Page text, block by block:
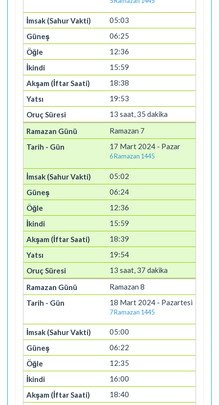
05:03
06:25
12:36
15:59
18:38
19:53
13 saat, 35 dakika
Ramazan 7
17 Mart 2024 - Pazar
6 Ramazan 1445
05:02
06:24
12:36
15:59
18:39
19:54
13 saat, 37 dakika
Ramazan 8
18 Mart 2024 - Pazartesi
7 Ramazan 1445
05:00
06:22
12:35
16:00
18:40